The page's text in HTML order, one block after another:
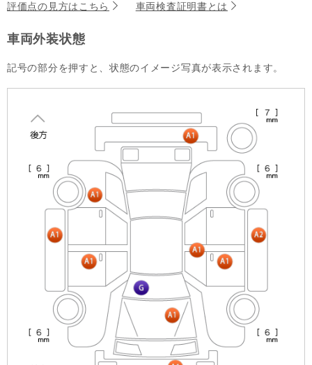
評価点の見方はこちら 車両検査証明書とは
車両外装状態
記号の部分を押すと、状態のイメージ写真が表示されます。